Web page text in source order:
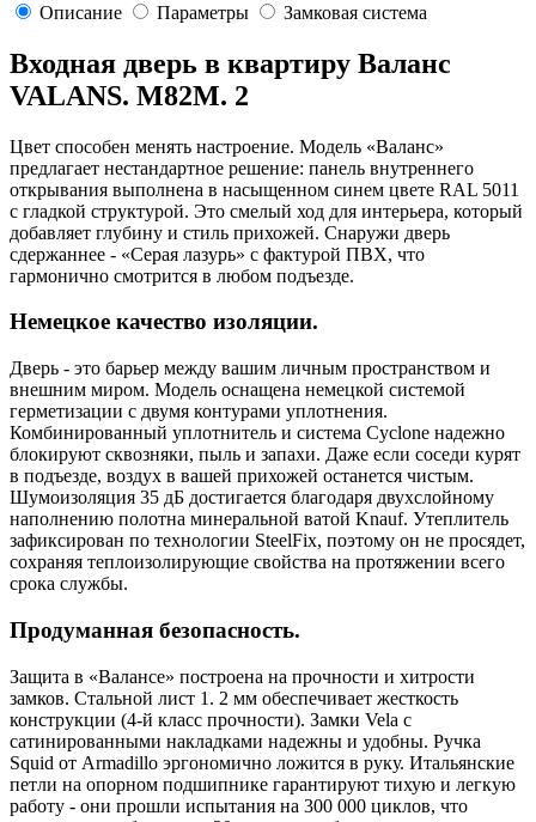
Описание Параметры Замковая система
Входная дверь в квартиру Валанс
VALANS. M82M. 2
Цвет способен менять настроение. Модель «Валанс»
предлагает нестандартное решение: панель внутреннего
открывания выполнена в насыщенном синем цвете RAL 5011
с гладкой структурой. Это смелый ход для интерьера, который
добавляет глубину и стиль прихожей. Снаружи дверь
сдержаннее - «Серая лазурь» с фактурой ПВХ, что
гармонично смотрится в любом подъезде.
Немецкое качество изоляции.
Дверь - это барьер между вашим личным пространством и
внешним миром. Модель оснащена немецкой системой
герметизации с двумя контурами уплотнения.
Комбинированный уплотнитель и система Cyclone надежно
блокируют сквозняки, пыль и запахи. Даже если соседи курят
в подъезде, воздух в вашей прихожей останется чистым.
Шумоизоляция 35 дБ достигается благодаря двухслойному
наполнению полотна минеральной ватой Knauf. Утеплитель
зафиксирован по технологии SteelFix, поэтому он не просядет,
сохраняя теплоизолирующие свойства на протяжении всего
срока службы.
Продуманная безопасность.
Защита в «Валансе» построена на прочности и хитрости
замков. Стальной лист 1. 2 мм обеспечивает жесткость
конструкции (4-й класс прочности). Замки Vela с
сатинированными накладками надежны и удобны. Ручка
Squid от Armadillo эргономично ложится в руку. Итальянские
петли на опорном подшипнике гарантируют тихую и легкую
работу - они прошли испытания на 300 000 циклов, что